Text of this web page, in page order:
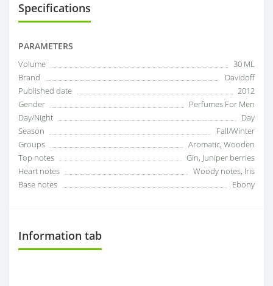
Specifications
PARAMETERS
Volume
30 ML
Brand
Davidoff
Published date
2012
Gender
Perfumes For Men
Day/Night
Day
Season
Fall/Winter
Groups
Aromatic, Wooden
Top notes
Gin, Juniper berries
Heart notes
Woody notes, Iris
Base notes
Ebony
Information tab